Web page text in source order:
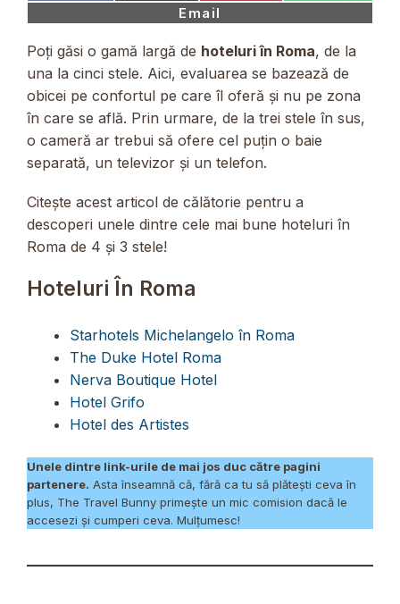
Share
on
Email
Poți găsi o gamă largă de hoteluri în Roma, de la
una la cinci stele. Aici, evaluarea se bazează de
obicei pe confortul pe care îl oferă și nu pe zona
în care se află. Prin urmare, de la trei stele în sus,
o cameră ar trebui să ofere cel puțin o baie
separată, un televizor și un telefon.
Citește acest articol de călătorie pentru a
descoperi unele dintre cele mai bune hoteluri în
Roma de 4 și 3 stele!
Hoteluri În Roma
Starhotels Michelangelo în Roma
The Duke Hotel Roma
Nerva Boutique Hotel
Hotel Grifo
Hotel des Artistes
Unele dintre link-urile de mai jos duc către pagini
partenere. Asta înseamnă că, fără ca tu să plătești ceva în
plus, The Travel Bunny primește un mic comision dacă le
accesezi și cumperi ceva. Mulțumesc!